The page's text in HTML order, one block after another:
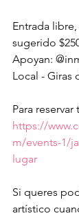
Entrada
sugerido
Apoyan:
Local - Giras
Para reservar
https://
m/events-1/
lugar
Si queres
artístico